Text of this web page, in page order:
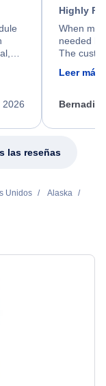
2026
Highly
When my
needed
The
calm,
my issue.
Leer más
las reseñas
Unidos
Alaska